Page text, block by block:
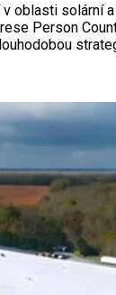
oblasti
Person